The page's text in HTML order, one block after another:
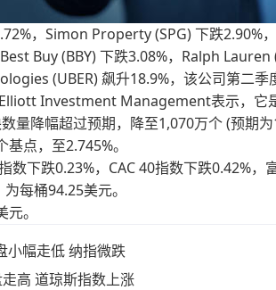
，Simon Property (SPG) 下跌2.90%
Buy (BBY) 下跌3.08%，Ralph Lauren
(UBER) 飙升18.9%，该公司第二
Investment Management表示，它
量降幅超过预期，降至1,070万个 (预期为
点，至2.745%。
数下跌0.23%，CAC 40指数下跌0.42%，
每桶94.25美元。
。
小幅走低 纳指微跌
高 道琼斯指数上涨